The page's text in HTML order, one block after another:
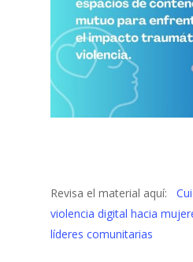
Revisa el material aquí:
violencia digital hacia
líderes comunitarias